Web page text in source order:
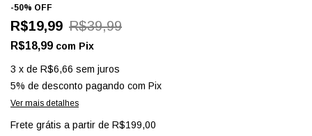
-50% OFF
R$19,99 R$39,99
R$18,99 com Pix
3 x de R$6,66 sem juros
5% de desconto pagando com Pix
Ver mais detalhes
Frete grátis a partir de R$199,00